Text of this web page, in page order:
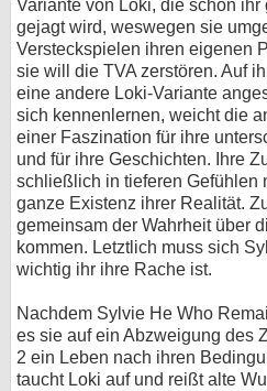
Variante von Loki, die schon
gejagt wird, weswegen sie
Versteckspielen ihren eigenen
sie will die TVA zerstören. Auf
eine andere Loki-Variante
sich kennenlernen, weicht die
einer Faszination für ihre
und für ihre Geschichten. Ihre
schließlich in tieferen Gefühlen
ganze Existenz ihrer Realität.
gemeinsam der Wahrheit über
kommen. Letztlich muss sich
wichtig ihr ihre Rache ist.
Nachdem Sylvie He Who
es sie auf ein Abzweigung des
2 ein Leben nach ihren
taucht Loki auf und reißt alte